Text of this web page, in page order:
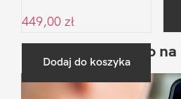
449,00 zł
Dodaj do koszyka
Pierwszy
Sidebar
Ostatnio